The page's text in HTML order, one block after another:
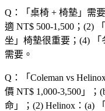
Q：「 桌椅 + 椅墊 」需
適 NT$ 500-1,500；(2) 「
坐 」椅墊很重要；(4) 「
需要。
Q：「 Coleman vs
價 NT$ 1,000-3,500 」；
命 」；(2) Helinox：(a) 「